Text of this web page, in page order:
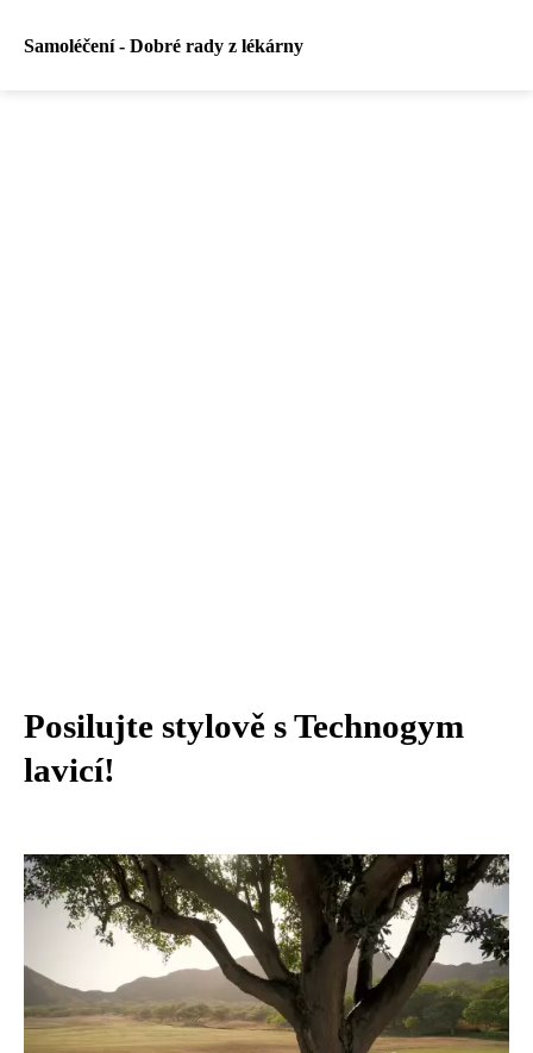
Samoléčení - Dobré rady z lékárny
Posilujte stylově s Technogym
lavicí!